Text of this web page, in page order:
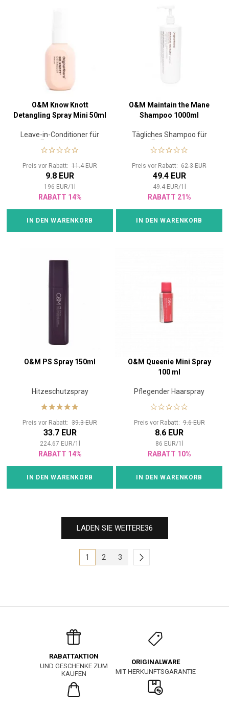
O&M Know Knott
Detangling Spray Mini 50ml
Leave-in-Conditioner für
Feuchtigkeit
Preis vor Rabatt: 11.4 EUR
9.8 EUR
196 EUR/1
RABATT 14%
IN DEN WARENKORB
O&M Maintain the Mane
Shampoo 1000ml
Tägliches Shampoo für
Farbschutz
Preis vor Rabatt: 62.3 EUR
49.4 EUR
49.4 EUR/1
RABATT 21%
IN DEN WARENKORB
O&M PS Spray 150ml
Hitzeschutzspray
Preis vor Rabatt: 39.3 EUR
33.7 EUR
224.67 EUR/1
RABATT 14%
IN DEN WARENKORB
O&M Queenie Mini Spray
100 ml
Pflegender Haarspray
Preis vor Rabatt:9.6 EUR
8.6 EUR
86 EUR/1
RABATT 10%
IN DEN WARENKORB
LADEN SIE WEITERE36
1 2 3
RABATTAKTION
UND GESCHENKE ZUM
KAUFEN
ORIGINALWARE
MIT HERKUNFTSGARANTIE